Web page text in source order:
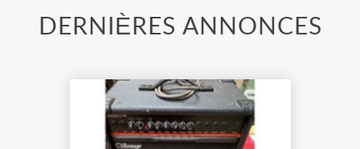
DERNIÈRES ANNONCES